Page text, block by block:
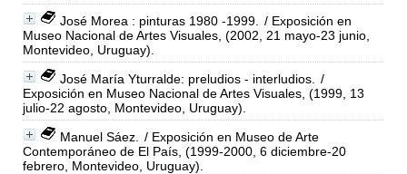
José Morea : pinturas 1980 -1999.
/ Exposición en
Museo Nacional de Artes Visuales, (2002, 21 mayo-23 junio,
Montevideo, Uruguay).
José María Yturralde: preludios - interludios.
/
Exposición en Museo Nacional de Artes Visuales, (1999, 13
julio-22 agosto, Montevideo, Uruguay).
Manuel Sáez.
/ Exposición en Museo de Arte
Contemporáneo de El País, (1999-2000, 6 diciembre-20
febrero, Montevideo, Uruguay).